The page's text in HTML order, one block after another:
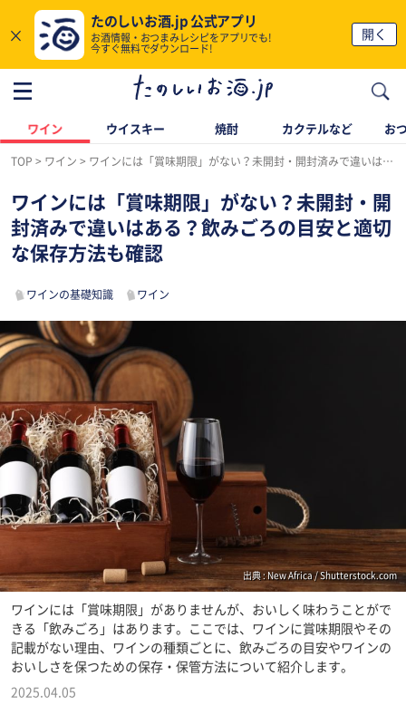
×
たのしいお酒.jp 公式アプリ
お酒情報・おつまみレシピをアプリでも!
今すぐ無料でダウンロード!
開く
ワイン ウイスキー 焼酎 カクテルなど お
TOP ワイン ワインには「賞味期限」がない？未開封・開封済みで違いはある？飲みごろの目安と適切な保存方法も確認
ワインには「賞味期限」がない？未開封・開
封済みで違いはある？飲みごろの目安と適切
な保存方法も確認
ワインの基礎知識 ワイン
出典 : New Africa / Shutterstock.com
ワインには「賞味期限」がありませんが、おいしく味わうことがで
きる「飲みごろ」はあります。ここでは、ワインに賞味期限やその
記載がない理由、ワインの種類ごとに、飲みごろの目安やワインの
おいしさを保つための保存・保管方法について紹介します。
2025.04.05